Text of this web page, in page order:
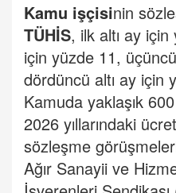
Kamu işçisinin
TÜHİS, ilk altı ay
için yüzde 11,
dördüncü altı ay için
Kamuda yaklaşık
2026 yıllarındaki
sözleşme
Ağır Sanayii ve